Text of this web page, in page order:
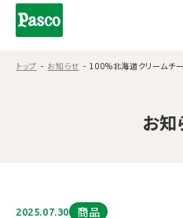
トップ お知らせ 100%北海道クリームチー
お知
2025.07.30 商品